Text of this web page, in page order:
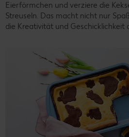
Eierförmchen und verziere die
Streuseln. Das macht nicht nur
die Kreativität und Geschicklichkeit